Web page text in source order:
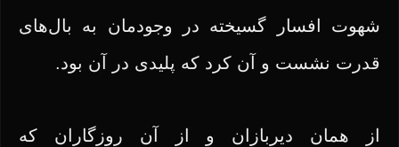
شهوت افسار گسیخته در وجودمان به بال‌های
قدرت نشست و آن کرد که پلیدی در آن بود.
از همان دیربازان و از آن روزگاران که